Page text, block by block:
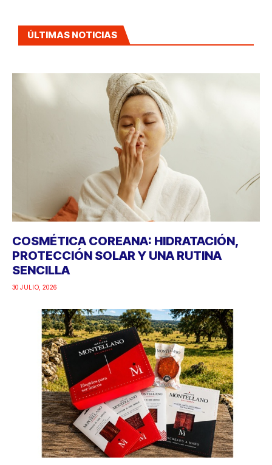
ÚLTIMAS NOTICIAS
COSMÉTICA COREANA: HIDRATACIÓN,
PROTECCIÓN SOLAR Y UNA RUTINA
SENCILLA
30 JULIO, 2026